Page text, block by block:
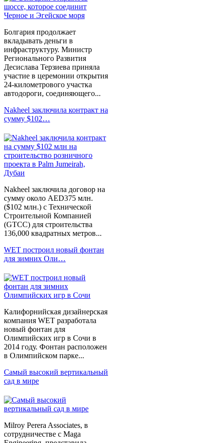
Болгария продолжает
вкладывать деньги в
инфраструктуру. Министр
Регионального Развития
Десислава Терзиева приняла
участие в церемонии открытия
24-километрового участка
автодороги, соединяющего...
Nakheel заключила контракт на
сумму $102…
Nakheel заключила договор на
сумму около AED375 млн.
($102 млн.) с Технической
Строительной Компанией
(GTCC) для строительства
136,000 квадратных метров...
WET построил новый фонтан
для зимних Оли…
Калифорнийская дизайнерская
компания WET разработала
новый фонтан для
Олимпийских игр в Сочи в
2014 году. Фонтан расположен
в Олимпийском парке...
Самый высокий вертикальный
сад в мире
Milroy Perera Associates, в
сотрудничестве с Maga